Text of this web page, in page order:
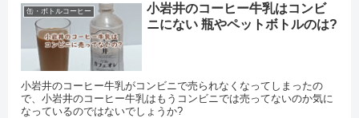
缶・ボトルコーヒー
小岩井のコーヒー牛乳はコンビ
ニにない 瓶やペットボトルのは?
小岩井のコーヒー牛乳がコンビニで売られなくなってしまったの
で、小岩井のコーヒー牛乳はもうコンビニでは売ってないのか気に
なっているのではないでしょうか?